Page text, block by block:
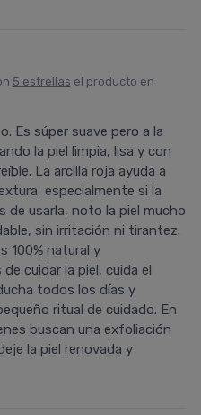
5 estrellas el producto en
Es súper suave pero a la
la piel limpia, lisa y con
La arcilla roja ayuda a
especialmente si la
de usarla, noto la piel mucho
sin irritación ni tirantez.
100% natural y
cuidar la piel, cuida el
todos los días y
ritual de cuidado. En
buscan una exfoliación
la piel renovada y